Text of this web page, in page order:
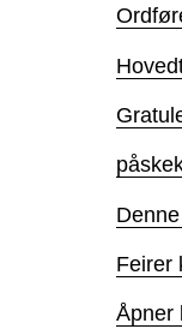
Feirer
Åpner